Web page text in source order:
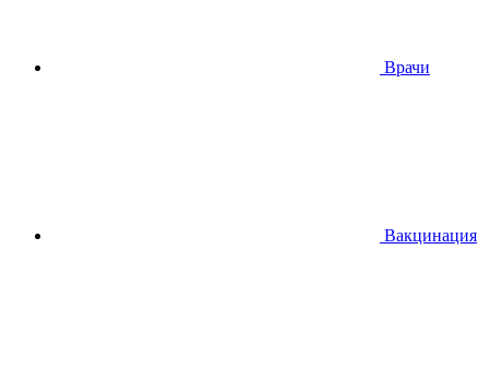
Врачи
Вакцинация